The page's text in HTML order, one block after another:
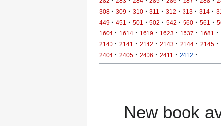
308 · 309 · 310 · 311 · 312 · 313 · 314 ·
449 · 451 · 501 · 502 · 542 · 560 · 561 ·
1604 · 1614 · 1619 · 1623 · 1637 · 1681 ·
2140 · 2141 · 2142 · 2143 · 2144 · 2145 ·
2404 · 2405 · 2406 · 2411 · 2412 ·
New book